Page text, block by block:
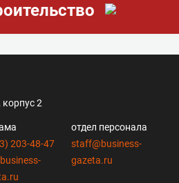
2
203-48-47
отдел персонала
staff@business-
gazeta.ru